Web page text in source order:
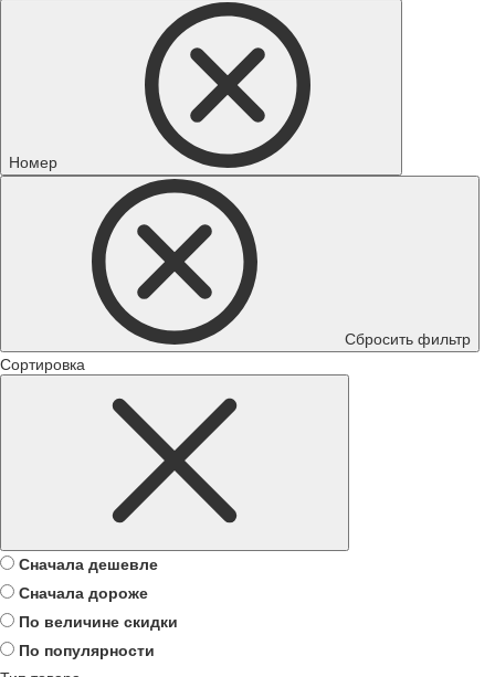
Номер
Сбросить фильтр
Сортировка
Сначала дешевле
Сначала дороже
По величине скидки
По популярности